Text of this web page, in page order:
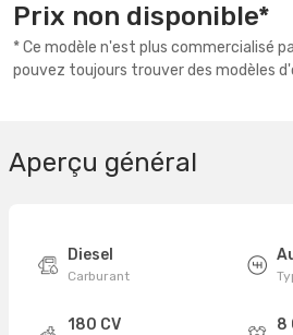
Prix non disponible*
* Ce modèle n'est plus commercialisé
pouvez toujours trouver des modèles
Aperçu général
Diesel
Carburant
180 CV 8